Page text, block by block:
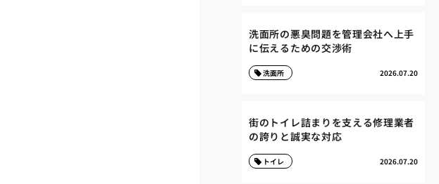
洗面所の悪臭問題を管理会社へ上手
に伝えるための交渉術
2026.07.20
洗面所
街のトイレ詰まりを支える修理業者
の誇りと誠実な対応
2026.07.20
トイレ